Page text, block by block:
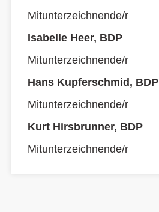
Mitunterzeichnende/r
Isabelle Heer, BDP
Mitunterzeichnende/r
Hans Kupferschmid, BDP
Mitunterzeichnende/r
Kurt Hirsbrunner, BDP
Mitunterzeichnende/r